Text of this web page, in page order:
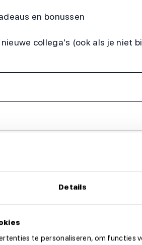
Details
te personaliseren, om functies
en bonussen
collega's (ook als je niet